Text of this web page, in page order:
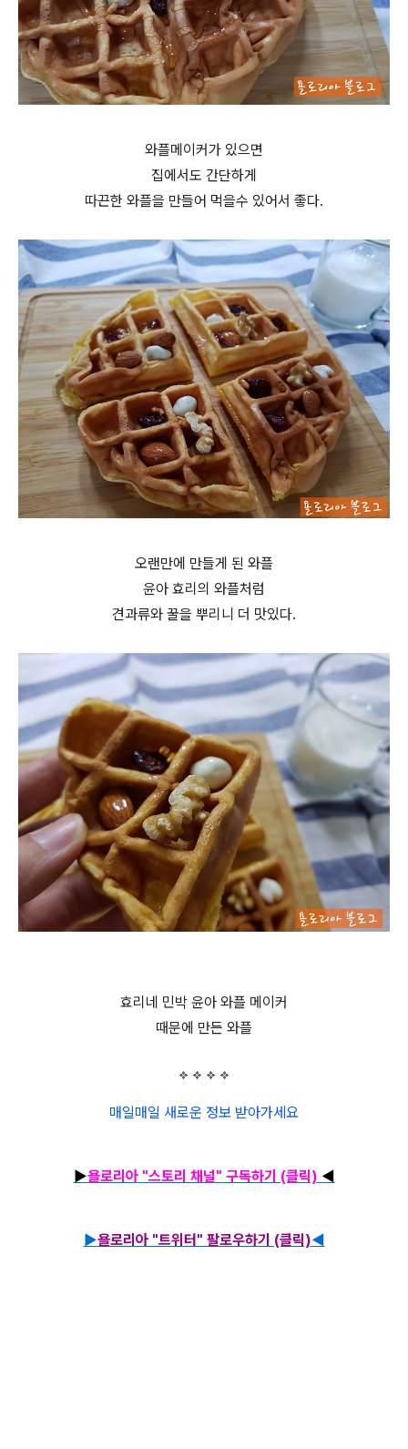
와플메이커가 있으면
집에서도 간단하게
따끈한 와플을 만들어 먹을수 있어서 좋다.
오랜만에 만들게 된 와플
윤아 효리의 와플처럼
견과류와 꿀을 뿌리니 더 맛있다.
효리네 민박 윤아 와플 메이커
때문에 만든 와플
매일매일 새로운 정보 받아가세요
▶욜로리아 "스토리 채널" 구독하기 (클릭) ◀
▶욜로리아 "트위터" 팔로우하기 (클릭)◀